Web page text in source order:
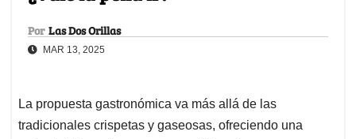
Por Las Dos Orillas
MAR 13, 2025
La propuesta gastronómica va más allá de las
tradicionales crispetas y gaseosas, ofreciendo una